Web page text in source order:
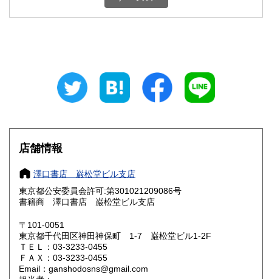
600円 三重県
大阪府
奈良県 600円
鳥取県 600円 島根県
岡山県
山口県 600円
香川県 600円
店舗情報
澤口書店 巌松堂ビル支店
東京都公安委員会許可:第301021209086号
書籍商 澤口書店 巌松堂ビル支店
〒101-0051
東京都千代田区神田神保町 1-7 巌松堂ビル1-2F
ＴＥＬ：03-3233-0455
ＦＡＸ：03-3233-0455
Email：ganshodosns@gmail.com